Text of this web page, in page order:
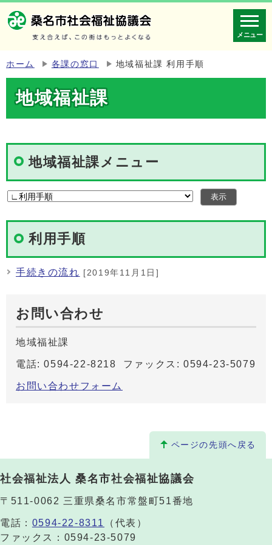
メニュー
ホーム 各課の窓口 地域福祉課 利用手順
地域福祉課
地域福祉課メニュー
利用手順
手続きの流れ [2019年11月1日]
お問い合わせ
地域福祉課
電話: 0594-22-8218 ファックス: 0594-23-5079
お問い合わせフォーム
ページの先頭へ戻る
社会福祉法人 桑名市社会福祉協議会
〒511-0062 三重県桑名市常盤町51番地
電話： 0594-22-8311
（代表）
ファックス：0594-23-5079